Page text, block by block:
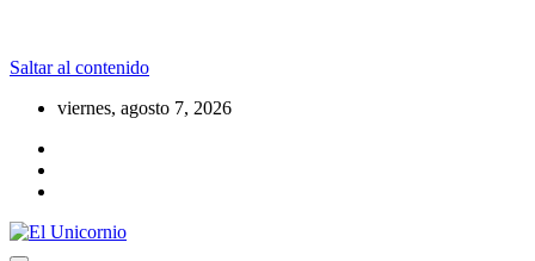
Saltar al contenido
viernes, agosto 7, 2026